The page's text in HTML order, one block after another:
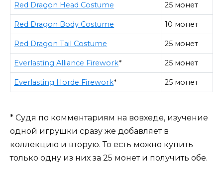
Red Dragon Head Costume 25 монет
Red Dragon Body Costume 10 монет
Red Dragon Tail Costume 25 монет
Everlasting Alliance Firework* 25 монет
Everlasting Horde Firework* 25 монет
* Судя по комментариям на вовхеде, изучение
одной игрушки сразу же добавляет в
коллекцию и вторую. То есть можно купить
только одну из них за 25 монет и получить обе.